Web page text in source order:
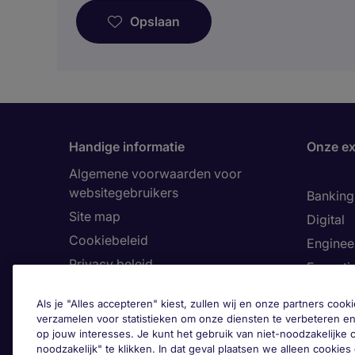
Opslaan
Handige informatie
Algemene voorwaarden voor
websitegebruikers
Site map
Cookiebeleid
Privacy beleid
Toegankelijkheid
Ons Klokkenluiderskanaal
Onze
Digital
Human
Als je "Alles accepteren" kiest, zullen wij en onze partners
verzamelen voor statistieken om onze diensten te verbeteren
op jouw interesses. Je kunt het gebruik van niet-noodzakelijke
noodzakelijk" te klikken. In dat geval plaatsen we alleen